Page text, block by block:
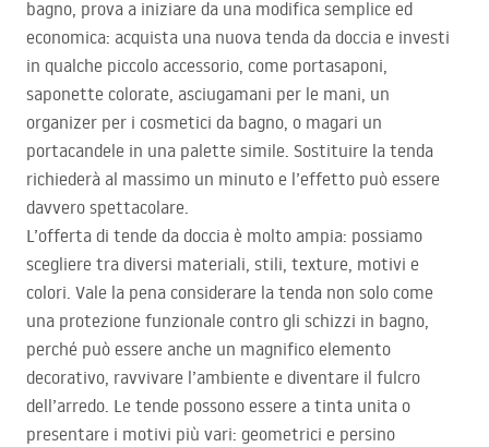
bagno, prova a iniziare da una modifica semplice ed
economica: acquista una nuova tenda da doccia e investi
in qualche piccolo accessorio, come portasaponi,
saponette colorate, asciugamani per le mani, un
organizer per i cosmetici da bagno, o magari un
portacandele in una palette simile. Sostituire la tenda
richiederà al massimo un minuto e l’effetto può essere
davvero spettacolare.
L’offerta di tende da doccia è molto ampia: possiamo
scegliere tra diversi materiali, stili, texture, motivi e
colori. Vale la pena considerare la tenda non solo come
una protezione funzionale contro gli schizzi in bagno,
perché può essere anche un magnifico elemento
decorativo, ravvivare l’ambiente e diventare il fulcro
dell’arredo. Le tende possono essere a tinta unita o
presentare i motivi più vari: geometrici e persino